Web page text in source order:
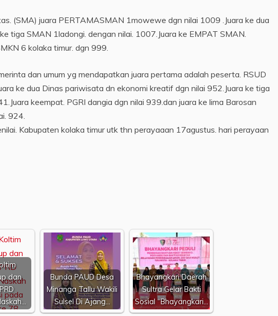
(SMA) juara PERTAMASMAN 1mowewe dgn nilai 1009 .Juara ke dua
tiga SMAN 1ladongi. dengan nilai. 1007.Juara ke EMPAT SMAN.
6 kolaka timur. dgn 999.
dan umum yg mendapatkan juara pertama adalah peserta. RSUD
ke dua Dinas pariwisata dn ekonomi kreatif dgn nilai 952.Juara ke tiga
keempat. PGRI dangia dgn nilai 939.dan juara ke lima Barosan
924.
Kabupaten kolaka timur utk thn perayaaan 17agustus. hari perayaan
dan
Bunda PAUD Desa
Minanga Tallu Wakili
Sulsel Di Ajang…
Bhayangkari Daerah
Sultra Gelar Bakti
Sosial “Bhayangkari…